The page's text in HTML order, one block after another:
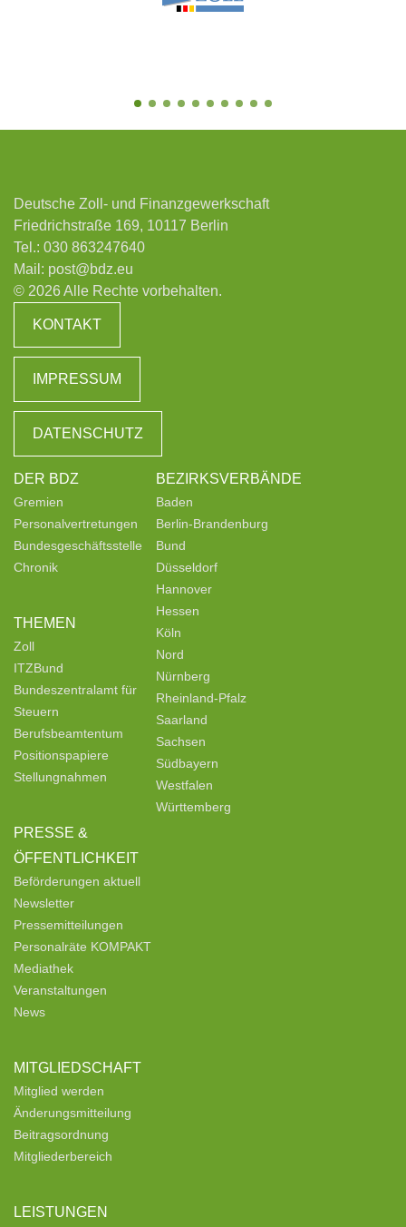
Deutsche Zoll- und Finanzgewerkschaft
Friedrichstraße 169, 10117 Berlin
Tel.: 030 863247640
Mail: post@bdz.eu
© 2026 Alle Rechte vorbehalten.
KONTAKT
IMPRESSUM
DATENSCHUTZ
DER BDZ
Gremien
Personalvertretungen
Bundesgeschäftsstelle
Chronik
THEMEN
Zoll
ITZBund
Bundeszentralamt für
Steuern
Berufsbeamtentum
Positionspapiere
Stellungnahmen
PRESSE &
ÖFFENTLICHKEIT
Beförderungen aktuell
Newsletter
Pressemitteilungen
Personalräte KOMPAKT
Mediathek
Veranstaltungen
News
MITGLIEDSCHAFT
Mitglied werden
Änderungsmitteilung
Beitragsordnung
Mitgliederbereich
LEISTUNGEN
BEZIRKSVERBÄNDE
Baden
Berlin-Brandenburg
Bund
Düsseldorf
Hannover
Hessen
Köln
Nord
Nürnberg
Rheinland-Pfalz
Saarland
Sachsen
Südbayern
Westfalen
Württemberg